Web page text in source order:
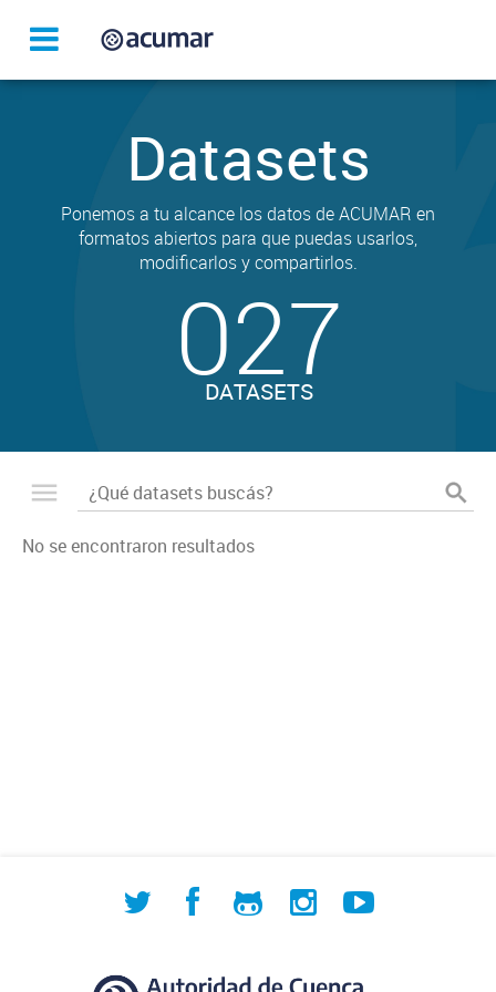
Datasets
Ponemos a tu alcance los datos de ACUMAR en
formatos abiertos para que puedas usarlos,
modificarlos y compartirlos.
027
DATASETS
No se encontraron resultados